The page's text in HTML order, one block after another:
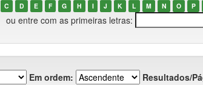
C D E F G H I J K L M N O P
ou entre com as primeiras letras:
Em ordem: Resultados/